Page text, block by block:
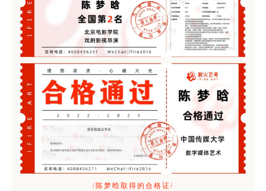
/陈梦晗取得的合格证/